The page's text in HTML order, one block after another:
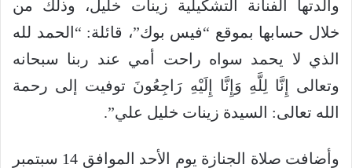
والدتها الفنانة التشكيلية زينات خليل، وذلك من
خلال حسابها بموقع “فيس بوك”، قائلة: “الحمد لله
الذي لا يحمد سواه راحت أمي عند ربنا سبحانه
وتعالى إِنَّا لِلَّهِ وَإِنَّا إِلَيْهِ رَاجِعُونَ توفيت إلى رحمة
الله تعالى: السيدة زينات خليل علي”.
وأضافت صلاة الجنازة يوم الأحد الموافق 14 سبتمبر